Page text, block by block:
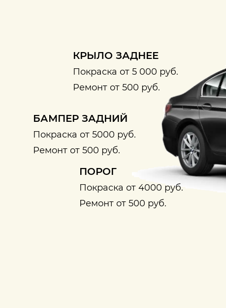
КРЫЛО ЗАДНЕЕ
Покраска от 5 000 руб.
Ремонт от 500 руб.
БАМПЕР ЗАДНИЙ
Покраска от 5000 руб.
Ремонт от 500 руб.
ПОРОГ
Покраска от 4000 руб.
Ремонт от 500 руб.